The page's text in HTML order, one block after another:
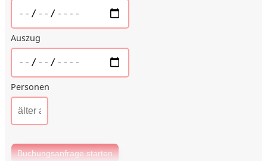
Auszug
Personen